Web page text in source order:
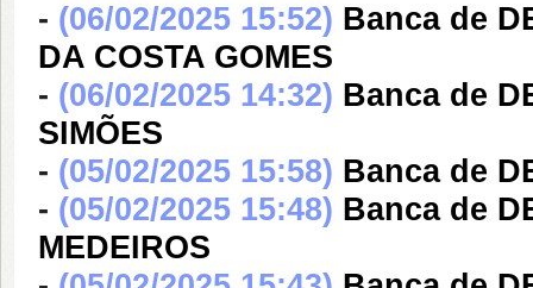
- (06/02/2025 15:52) Banca de
DA COSTA GOMES
- (06/02/2025 14:32) Banca de
SIMÕES
- (05/02/2025 15:58) Banca de
- (05/02/2025 15:48) Banca de
MEDEIROS